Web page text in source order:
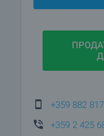
развитие,
+359 882
+359 2 425